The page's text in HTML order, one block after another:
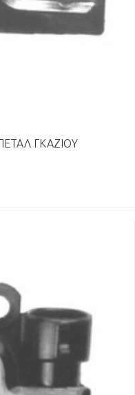
ΓΚΑΖΙΟΎ